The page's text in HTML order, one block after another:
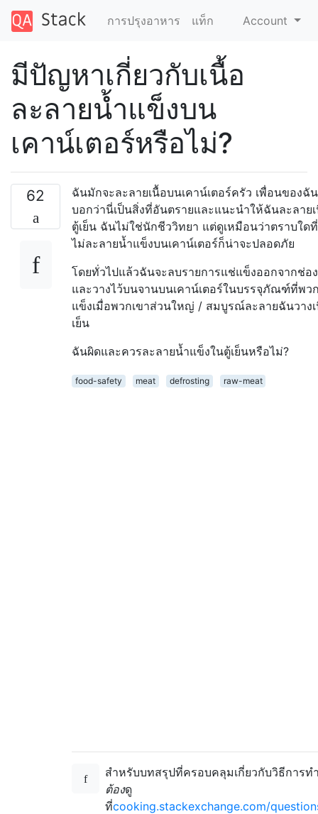
การปรุงอาหาร แท็ก Account
มีปัญหาเกี่ยวกับเนื้อ
ละลายน้ำแข็งบน
เคาน์เตอร์หรือไม่?
62
ฉันมักจะละลายเนื้อบนเคาน์เตอร์ครัว เพื่อนของฉั
บอกว่านี่เป็นสิ่งที่อันตรายและแนะนำให้ฉันละลาย
ตู้เย็น ฉันไม่ใช่นักชีววิทยา แต่ดูเหมือนว่าตราบใด
ไม่ละลายน้ำแข็งบนเคาน์เตอร์ก็น่าจะปลอดภัย
โดยทั่วไปแล้วฉันจะลบรายการแช่แข็งออกจากช่อ
และวางไว้บนจานบนเคาน์เตอร์ในบรรจุภัณฑ์ที่พว
แข็งเมื่อพวกเขาส่วนใหญ่ / สมบูรณ์ละลายฉันวาง
เย็น
ฉันผิดและควรละลายน้ำแข็งในตู้เย็นหรือไม่?
food-safety meat defrosting raw-meat
สำหรับบทสรุปที่ครอบคลุมเกี่ยวกับวิธีการท
ต้องดู
ที่cooking.stackexchange.com/